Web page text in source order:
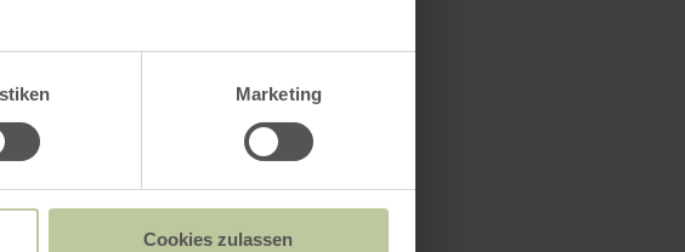
Marketing
Cookies zulassen
PKW-Parkplatz
Satelliten-TV
Terrasse
Familienfreundlich
Gitterbett / Babybett